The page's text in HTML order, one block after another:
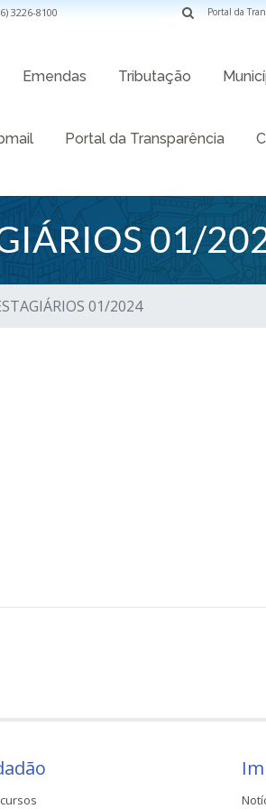
3226-8100 Portal da
Emendas Tributação
Portal da Transparência
01/
01/2024